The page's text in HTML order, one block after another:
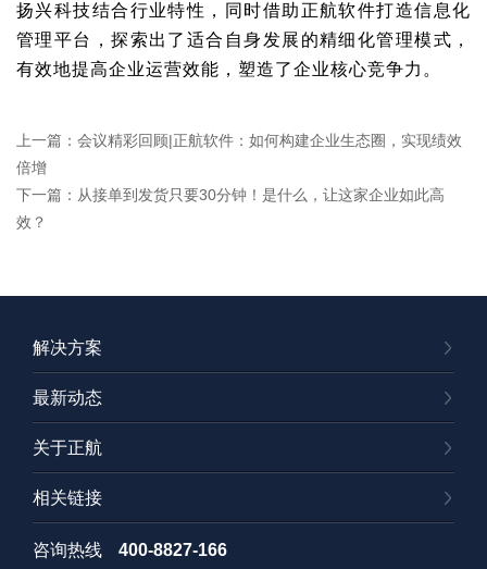
扬兴科技结合行业特性，同时借助正航软件打造信息化
管理平台，探索出了适合自身发展的精细化管理模式，
有效地提高企业运营效能，塑造了企业核心竞争力。
上一篇：会议精彩回顾|正航软件：如何构建企业生态圈，实现绩效
倍增
下一篇：从接单到发货只要30分钟！是什么，让这家企业如此高
效？
解决方案
最新动态
关于正航
相关链接
咨询热线 400-8827-166